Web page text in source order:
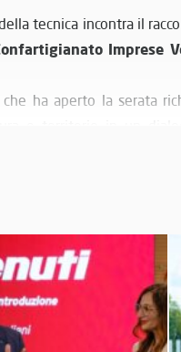
tecnica incontra il
Imprese
che ha aperto la serata
dentro i box e le
di eccellenza, ha
delle realtà
di pensiero e
il valore delle persone,